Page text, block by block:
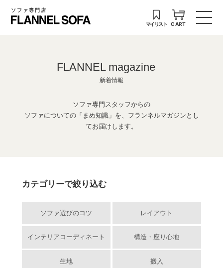
ソファ専門店
マイリスト CART
FLANNEL magazine
新着情報
ソファ専門スタッフからの
ソファについての「まめ知識」を、フランネルマガジンとし
てお届けします。
カテゴリーで絞り込む
ソファ選びのコツ レイアウト
インテリアコーディネート 構造・座り心地
生地 搬入